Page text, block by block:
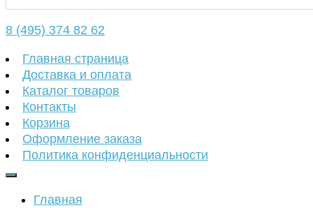
8 (495) 374 82 62
Главная страница
Доставка и оплата
Каталог товаров
Контакты
Корзина
Оформление заказа
Политика конфиденциальности
Главная